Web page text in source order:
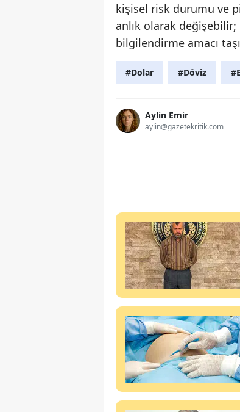
kişisel risk durumu ve
anlık olarak değişebilir;
bilgilendirme amacı
#Dolar #Döviz
Aylin Emir
aylin@gazetekritik.com